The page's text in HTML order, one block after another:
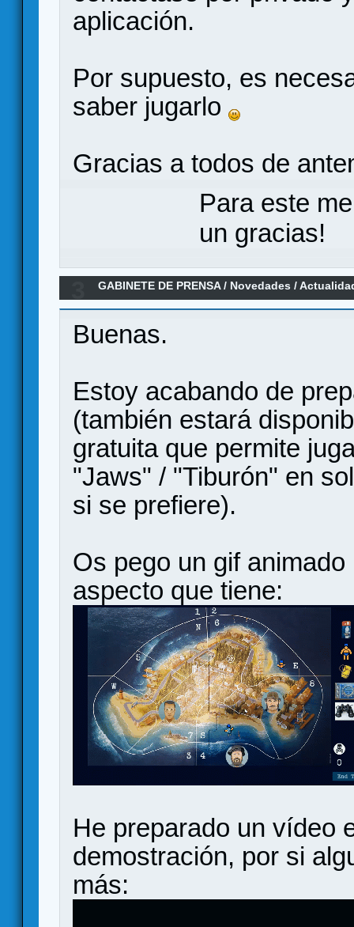
aplicación.
Por supuesto, es
saber jugarlo
Gracias a todos de
Para este
un gracias!
GABINETE DE PRENSA/ Novedades /
Buenas.
Estoy acabando de
(también estará
gratuita que permite
"Jaws" / "Tiburón" en
si se prefiere).
Os pego un gif
aspecto que tiene:
He preparado un vídeo
demostración, por si
más: